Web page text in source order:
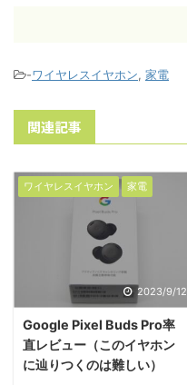
-ワイヤレスイヤホン, 家電
関連記事
ワイヤレスイヤホン 家電
2023/9/12
Google Pixel Buds Pro率
直レビュー（このイヤホン
に辿りつくのは難しい）